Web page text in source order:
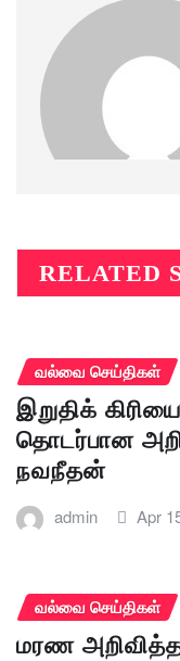
RELATED
வல்வை செய்திகள்
இறுதிக்
தொடர்பான
நவநீதன்
admin Apr
வல்வை செய்திகள்
மரண